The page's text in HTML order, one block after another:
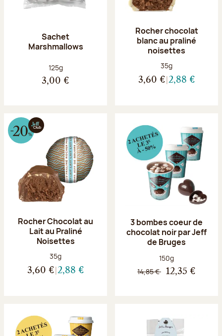
Sachet
Marshmallows
Poids net :
125g
3,00 €
Rocher chocolat
blanc au praliné
noisettes
Poids net :
35g
3,60 € 2,88 €
Rocher Chocolat au
Lait au Praliné
Noisettes
Poids net :
35g
3,60 € 2,88 €
3 bombes coeur de
chocolat noir par Jeff
de Bruges
Poids net :
150g
14,85 € 12,35 €